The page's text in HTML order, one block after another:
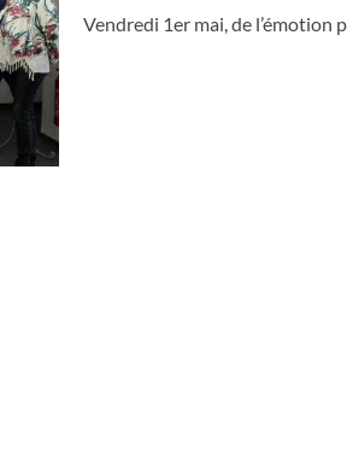
Vendredi 1er mai, de l’émotion